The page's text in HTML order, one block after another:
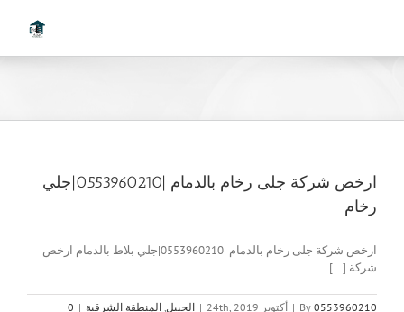
ارخص شركة جلى رخام بالدمام |0553960210|جلي
رخام
ارخص شركة جلى رخام بالدمام |0553960210|جلي بلاط بالدمام ارخص
شركة [...]
By 0553960210
| أكتوبر 24th, 2019 | الجبيل المنطقة الشرقية |
0